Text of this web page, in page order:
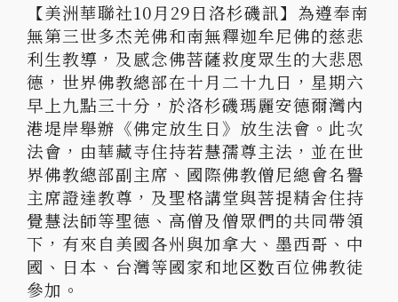
【美洲華聯社10月29日洛杉磯訊】為遵奉南
無第三世多杰羌佛和南無釋迦牟尼佛的慈悲
利生教導，及感念佛菩薩救度眾生的大悲恩
德，世界佛教總部在十月二十九日，星期六
早上九點三十分，於洛杉磯瑪麗安德爾灣內
港堤岸舉辦《佛定放生日》放生法會。此次
法會，由華藏寺住持若慧孺尊主法，並在世
界佛教總部副主席、國際佛教僧尼總會名譽
主席證達教尊，及聖格講堂與菩提精舍住持
覺慧法師等聖德、高僧及僧眾們的共同帶領
下，有來自美國各州與加拿大、墨西哥、中
國、日本、台灣等國家和地区数百位佛教徒
參加。